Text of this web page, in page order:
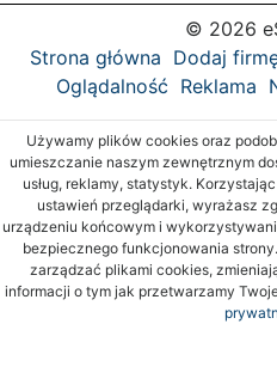
© 2026
Strona główna Dodaj
Oglądalność Reklama
Używamy plików cookies oraz
umieszczanie naszym zewnętrznym
usług, reklamy, statystyk.
ustawień przeglądarki, wyrażasz
urządzeniu końcowym i
bezpiecznego funkcjonowania
zarządzać plikami cookies,
informacji o tym jak przetwarzamy